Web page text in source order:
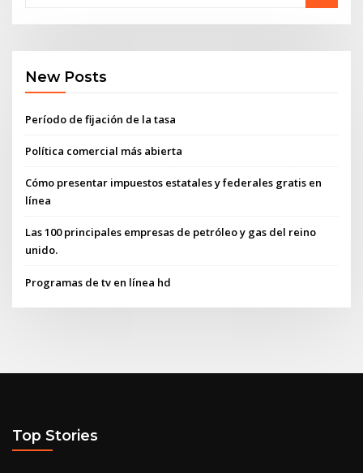
New Posts
Período de fijación de la tasa
Política comercial más abierta
Cómo presentar impuestos estatales y federales gratis en
línea
Las 100 principales empresas de petróleo y gas del reino
unido.
Programas de tv en línea hd
Top Stories